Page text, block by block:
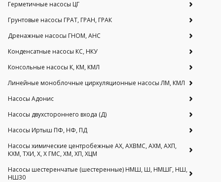
Герметичные насосы ЦГ
Грунтовые насосы ГРАТ, ГРАН, ГРАК
Дренажные насосы ГНОМ, АНС
Конденсатные насосы КС, НКУ
Консольные насосы К, КМ, КМЛ
Линейные моноблочные циркуляционные насосы ЛМ, КМЛ
Насосы Адонис
Насосы двухстороннего входа (Д)
Насосы Иртыш ПФ, НФ, ПД
Насосы химические центробежные АХ, АХВМС, АХМ, АХП,
КХМ, ТХИ, Х, Х ГМС, ХМ, ХП, ХЦМ
Насосы шестеренчатые (шестеренные) НМШ, Ш, НМШГ, НШ,
НШ30